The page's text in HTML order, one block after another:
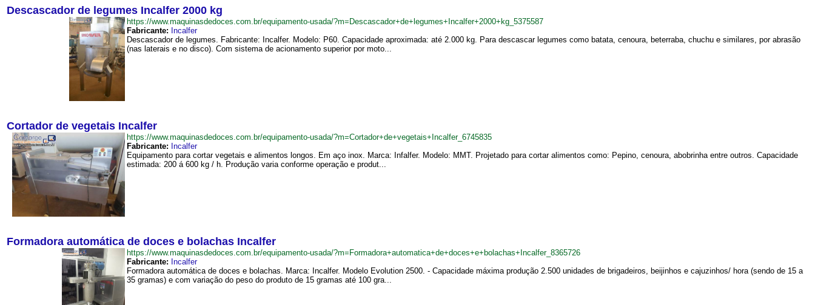
Descascador de legumes Incalfer 2000 kg
https://www.maquinasdedoces.com.br/equipamento-usada/?m=Descascador+de+legumes+Incalfer+2000+kg_5375587
Fabricante: Incalfer
Descascador de legumes. Fabricante: Incalfer. Modelo: P60. Capacidade aproximada: até 2.000 kg. Para descascar legumes como batata, cenoura, beterraba, chuchu e similares, por abrasão
(nas laterais e no disco). Com sistema de acionamento superior por moto...
Cortador de vegetais Incalfer
https://www.maquinasdedoces.com.br/equipamento-usada/?m=Cortador+de+vegetais+Incalfer_6745835
Fabricante: Incalfer
Equipamento para cortar vegetais e alimentos longos. Em aço inox. Marca: Infalfer. Modelo: MMT. Projetado para cortar alimentos como: Pepino, cenoura, abobrinha entre outros. Capacidade
estimada: 200 á 600 kg / h. Produção varia conforme operação e produt...
Formadora automática de doces e bolachas Incalfer
https://www.maquinasdedoces.com.br/equipamento-usada/?m=Formadora+automatica+de+doces+e+bolachas+Incalfer_8365726
Fabricante: Incalfer
Formadora automática de doces e bolachas. Marca: Incalfer. Modelo Evolution 2500. - Capacidade máxima produção 2.500 unidades de brigadeiros, beijinhos e cajuzinhos/ hora (sendo de 15 a
35 gramas) e com variação do peso do produto de 15 gramas até 100 gra...